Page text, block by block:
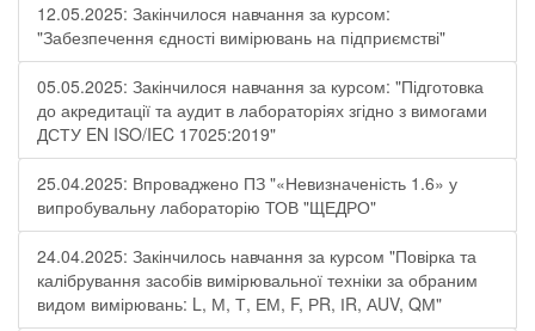
12.05.2025: Закінчилося навчання за курсом:
"Забезпечення єдності вимірювань на підприємстві"
05.05.2025: Закінчилося навчання за курсом: "Підготовка
до акредитації та аудит в лабораторіях згідно з вимогами
ДСТУ EN ISO/IEC 17025:2019"
25.04.2025: Впроваджено ПЗ "«Невизначеність 1.6» у
випробувальну лабораторію ТОВ "ЩЕДРО"
24.04.2025: Закінчилось навчання за курсом "Повірка та
калібрування засобів вимірювальної техніки за обраним
видом вимірювань: L, М, Т, ЕМ, F, РR, ІR, АUV, QМ"